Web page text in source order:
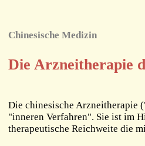
Chinesische Medizin
Die Arzneitherapie
Die chinesische Arzneitherapie
"inneren Verfahren". Sie ist im
therapeutische Reichweite die